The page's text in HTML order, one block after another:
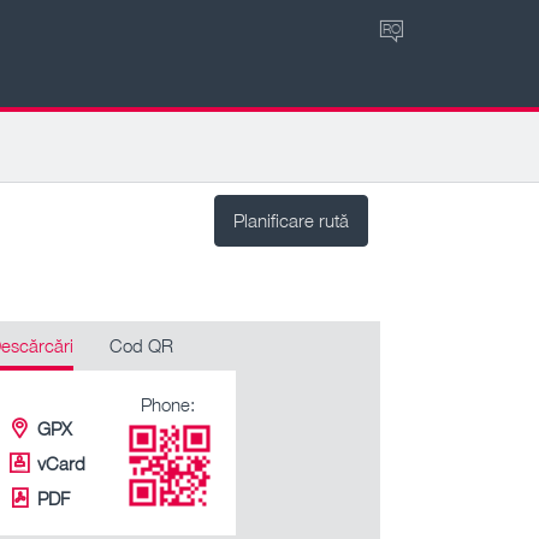
RO
Planificare rută
Cod QR
GPX
vCard
PDF
Phone: